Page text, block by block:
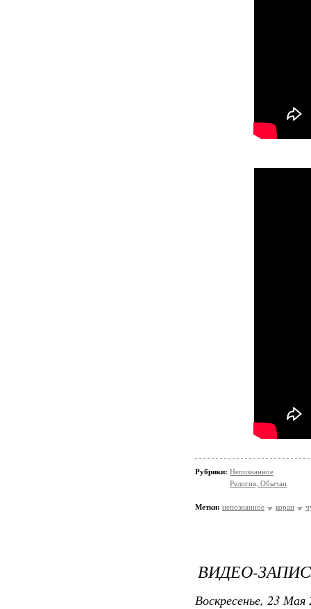
Рубрики: Непознанное
Религия, Обычаи
Метки: непознанное коран
ВИДЕО-
Воскресенье, 23